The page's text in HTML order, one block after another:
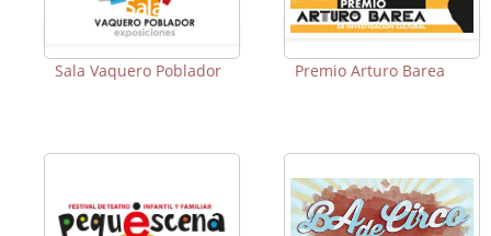
Sala Vaquero Poblador Premio Arturo Barea